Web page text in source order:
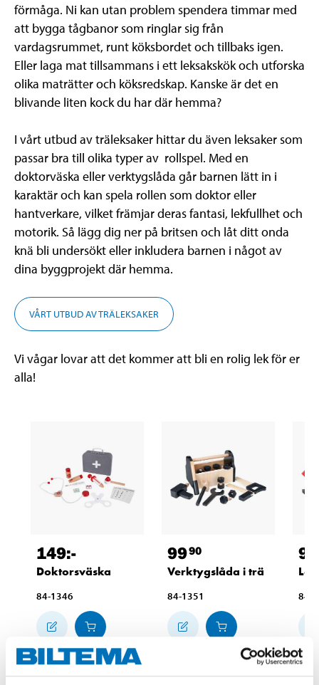
förmåga. Ni kan utan problem spendera timmar med
att bygga tågbanor som ringlar sig från
vardagsrummet, runt köksbordet och tillbaks igen.
Eller laga mat tillsammans i ett leksakskök och utforska
olika maträtter och köksredskap. Kanske är det en
blivande liten kock du har där hemma?
I vårt utbud av träleksaker hittar du även leksaker som
passar bra till olika typer av rollspel. Med en
doktorväska eller verktygslåda går barnen lätt in i
karaktär och kan spela rollen som doktor eller
hantverkare, vilket främjar deras fantasi, lekfullhet och
motorik. Så lägg dig ner på britsen och låt ditt onda
knä bli undersökt eller inkludera barnen i något av
dina byggprojekt där hemma.
VÅRT UTBUD AV TRÄLEKSAKER
Vi vågar lovar att det kommer att bli en rolig lek för er
alla!
149:-
Doktorsväska
84-1346
9990
Verktygslåda i trä
84-1351
99
84-